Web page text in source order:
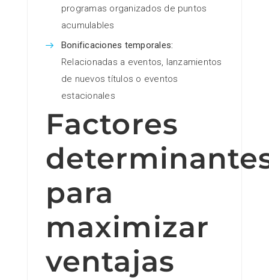
programas organizados de puntos
acumulables
Bonificaciones temporales:
Relacionadas a eventos, lanzamientos
de nuevos títulos o eventos
estacionales
Factores
para
maximizar
ventajas